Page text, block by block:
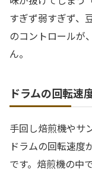
すぎず弱すぎず、
のコントロールが
ん。
ドラムの回転速
手回し焙煎機やサ
ドラムの回転速度
です。焙煎機の中